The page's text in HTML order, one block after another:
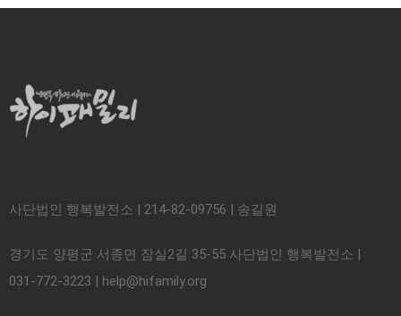
사단법인 행복발전소 | 214-82-09756 | 송길원
경기도 양평군 서종면 잠실2길 35-55 사단법인 행복발전소 |
031-772-3223 | help@hifamily.org